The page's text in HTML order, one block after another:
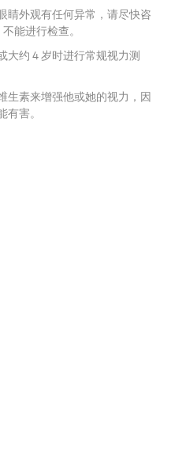
睛外观有任何异常，请尽快咨
能进行检查。
大约 4 岁时进行常规视力测
生素来增强他或她的视力，因
有害。